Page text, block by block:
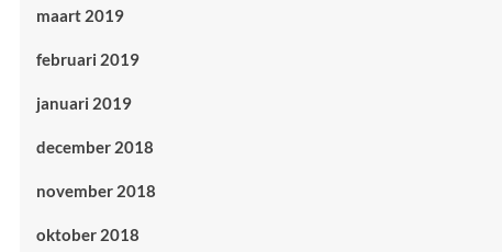
maart 2019
februari 2019
januari 2019
december 2018
november 2018
oktober 2018